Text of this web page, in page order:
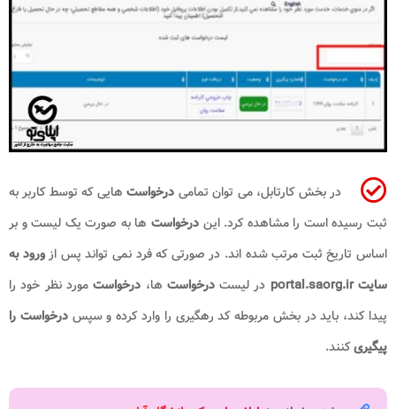
در بخش کارتابل، می توان تمامی درخواستهایی که توسط کاربر به
ثبت رسیده است را مشاهده کرد. این درخواست ها به صورت یک لیست و بر
اساس تاریخ ثبت مرتب شده اند. در صورتی که فرد نمی تواند پس ازورود به
سایت portal.saorg.ir
در لیستدرخواست ها، درخواستمورد نظر خود را
پیدا کند، باید در بخش مربوطه کد رهگیری را وارد کرده و سپسدرخواست را
پیگیریکنند.